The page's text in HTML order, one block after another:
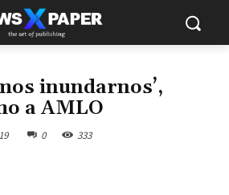
inundarnos’,
a AMLO
0 333